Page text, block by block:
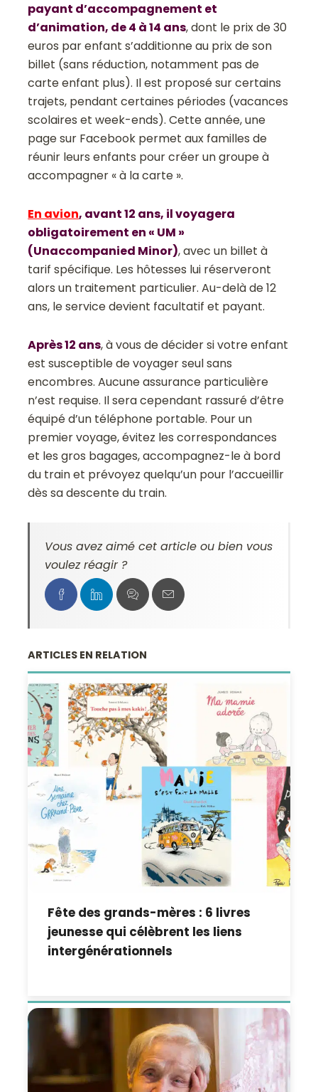
payant d’accompagnement et
d’animation, de 4 à 14 ans, dont le prix de 30
euros par enfant s’additionne au prix de son
billet (sans réduction, notamment pas de
carte enfant plus). Il est proposé sur certains
trajets, pendant certaines périodes (vacances
scolaires et week-ends). Cette année, une
page sur Facebook permet aux familles de
réunir leurs enfants pour créer un groupe à
accompagner « à la carte ».
En avion, avant 12 ans, il voyagera
obligatoirement en « UM »
(Unaccompanied Minor), avec un billet à
tarif spécifique. Les hôtesses lui réserveront
alors un traitement particulier. Au-delà de 12
ans, le service devient facultatif et payant.
Après 12 ans, à vous de décider si votre enfant
est susceptible de voyager seul sans
encombres. Aucune assurance particulière
n’est requise. Il sera cependant rassuré d’être
équipé d’un téléphone portable. Pour un
premier voyage, évitez les correspondances
et les gros bagages, accompagnez-le à bord
du train et prévoyez quelqu’un pour l’accueillir
dès sa descente du train.
Vous avez aimé cet article ou bien vous
voulez réagir ?
ARTICLES EN RELATION
Fête des grands-mères : 6 livres
jeunesse qui célèbrent les liens
intergénérationnels